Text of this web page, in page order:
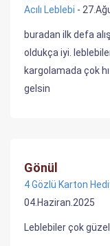
Acılı Leblebi -
buradan ilk defa
oldukça iyi.
kargolamada çok
gelsin
Gönül
4 Gözlü Karton
04.Haziran.2025
Leblebiler çok